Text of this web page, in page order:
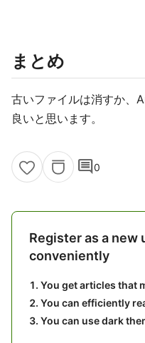
まとめ
古いファイルは消すか、
良いと思います。
comment0
Register as a new
conveniently
You get articles that
You can efficiently
You can use dark